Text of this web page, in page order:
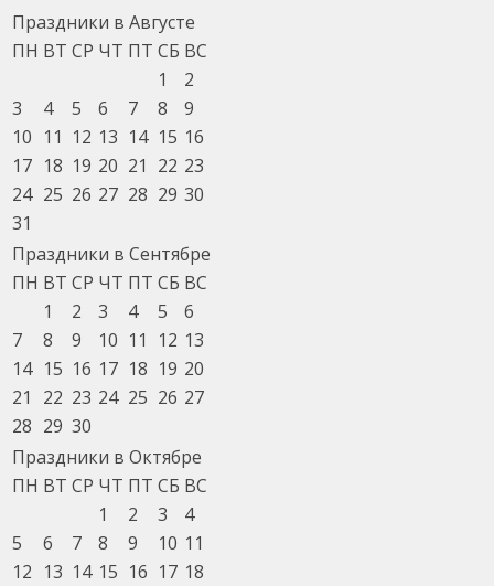
Праздники в Августе
ПН ВТ СР ЧТ ПТ СБ ВС
1
2
3
4 5 6 7 8
9
10 11 12 13 14 15 16
17 18 19 20 21 22 23
24 25 26 27 28 29 30
31
Праздники в Сентябре
ПН ВТ СР ЧТ ПТ СБ ВС
1
2 3 4 5
6
7
8 9 10 11 12 13
14 15 16 17 18 19 20
21
22 23 24 25 26 27
28 29 30
Праздники в Октябре
ПН ВТ СР ЧТ ПТ СБ ВС
1
2 3
4
5
6 7 8 9 10 11
12 13 14 15 16 17 18